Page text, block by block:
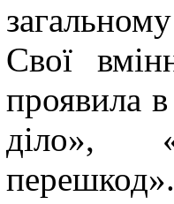
Свої
проявила
діло»,
перешкод».